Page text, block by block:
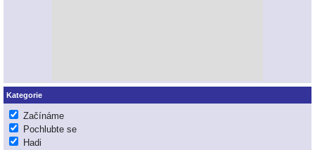
Kategorie
Začínáme
Pochlubte se
Hadi